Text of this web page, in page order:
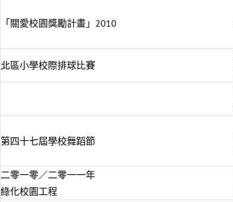
「關愛校園獎勵計畫」2010
北區小學校際排球比賽
第四十七屆學校舞蹈節
二零一零／二零一一年
綠化校園工程